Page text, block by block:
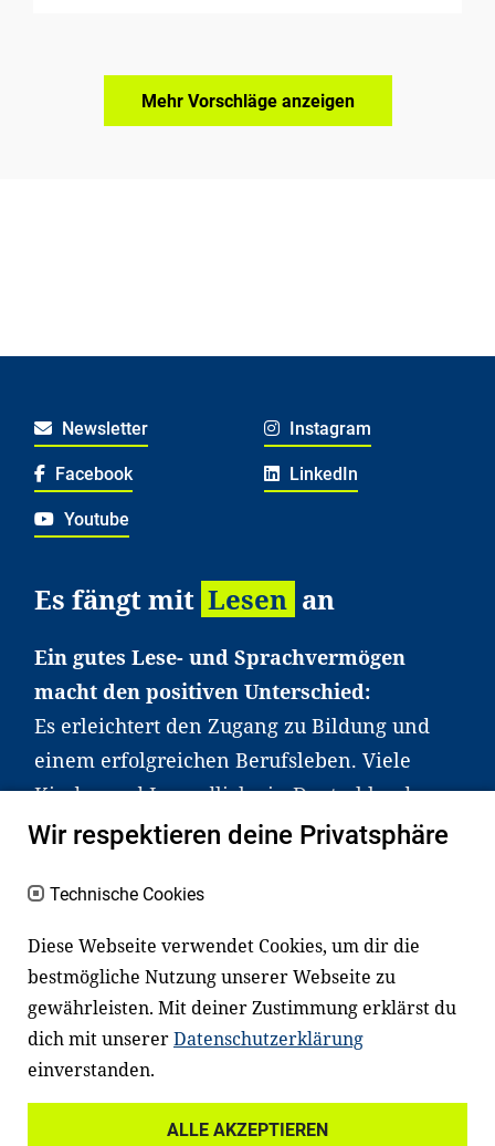
Mehr Vorschläge anzeigen
Newsletter Instagram
Facebook LinkedIn
Youtube
Es fängt mit Lesen an
Ein gutes Lese- und Sprachvermögen
macht den positiven Unterschied:
Es erleichtert den Zugang zu Bildung und
einem erfolgreichen Berufsleben. Viele
Kinder und Jugendliche in Deutschland
haben aber große Schwierigkeiten dabei.
an Familien sowie an Erzieher*innen,
Lehrer*innen und andere
Fachexpert*innen. Dafür arbeiten wir eng
mit Ministerien, wissenschaftlichen
Einrichtungen, Verbänden, Unternehmen
und anderen Stiftungen zusammen.
Wir respektieren deine Privatsphäre
Technische Cookies
Diese Webseite verwendet Cookies, um dir die
bestmögliche Nutzung unserer Webseite zu
gewährleisten. Mit deiner Zustimmung erklärst du
dich mit unsererDatenschutzerklärung
einverstanden.
ALLE AKZEPTIEREN